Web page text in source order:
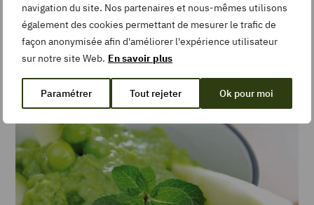
navigation du site. Nos partenaires et nous-mêmes utilisons
également des cookies permettant de mesurer le trafic de
façon anonymisée afin d'améliorer l'expérience utilisateur
sur notre site Web. En savoir plus
Paramétrer Tout rejeter Ok pour moi
Facile 20 1 avis
Abricots farcis amandine
De saison